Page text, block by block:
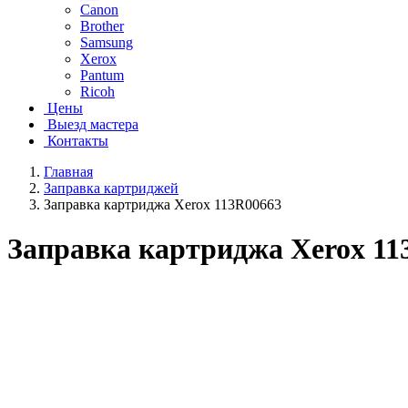
Canon
Brother
Samsung
Xerox
Pantum
Ricoh
Цены
Выезд мастера
Контакты
Главная
Заправка картриджей
Заправка картриджа Xerox 113R00663
Заправка картриджа Xerox